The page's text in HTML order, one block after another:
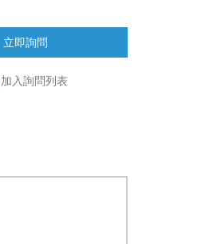
立即詢問
加入詢問列表